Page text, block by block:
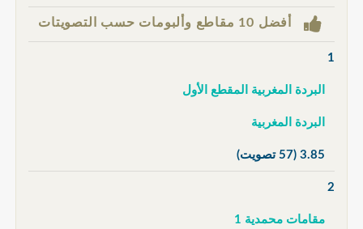
أفضل 10 مقاطع وألبومات حسب التصويتات
1
البردة المغربية المقطع الأول
البردة المغربية
3.85 (57 تصويت)
2
مقامات محمدية 1